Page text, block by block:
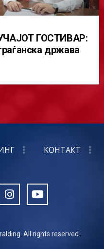
ГОСТИВАР:
држава
КОНТАКТ
All rights reserved.